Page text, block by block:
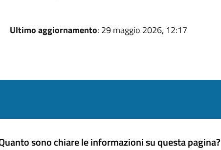
Ultimo aggiornamento: 29 maggio 2026, 12:17
sono chiare le informazioni su questa pagina?